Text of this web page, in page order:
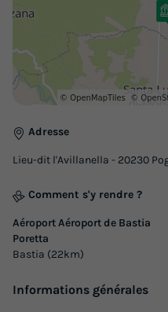
3
Climatisation Lave-vaisselle
Salon de jardin
Modifier les dates
Adresse
Lieu-dit l'Avillanella - 20230
Comment s'y rendre ?
Aéroport Aéroport de Bastia
Poretta
Bastia (22km)
Informations générales